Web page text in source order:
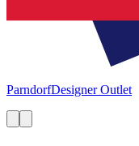
ParndorfDesigner Outlet